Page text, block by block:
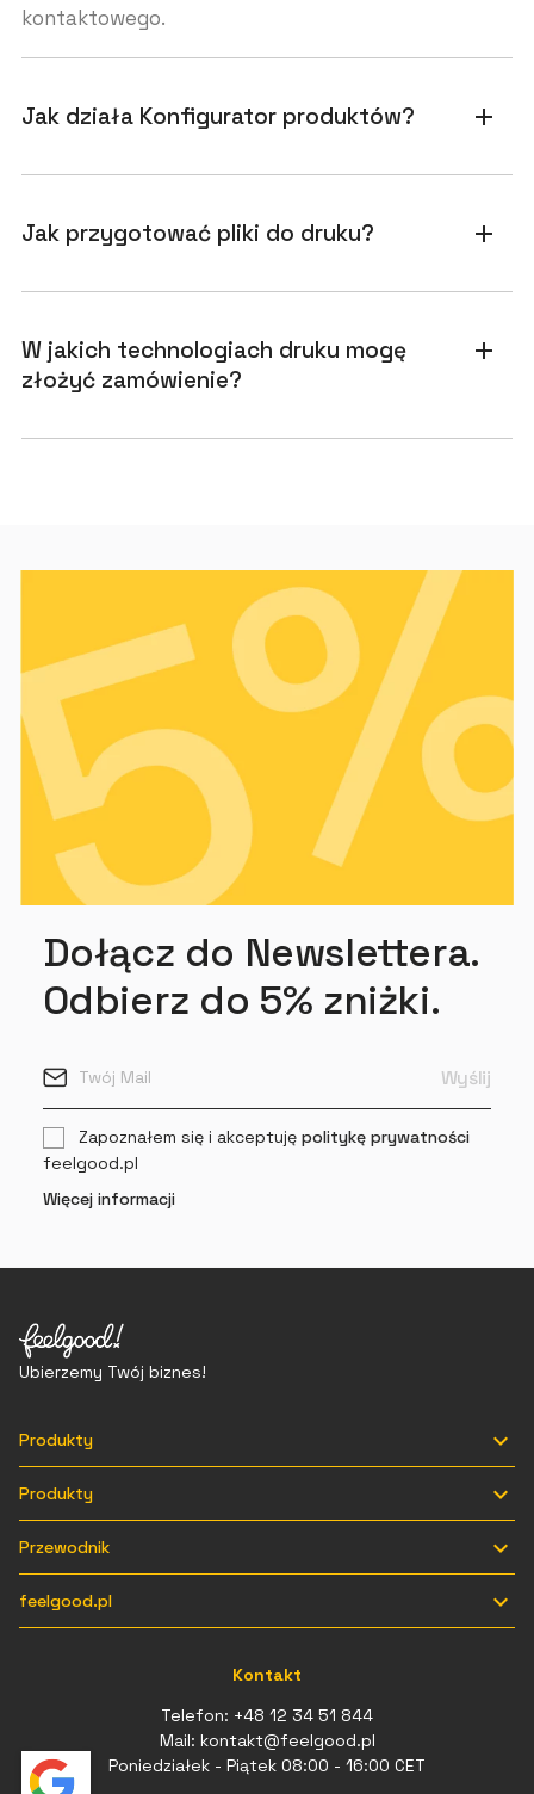
kontaktowego.
Jak działa Konfigurator produktów? add
Jak przygotować pliki do druku? add
W jakich technologiach druku mogę
złożyć zamówienie?
add
Dołącz do Newslettera.
Odbierz do 5% zniżki.
Zapoznałem się i akceptuję politykę prywatności
feelgood.pl
Więcej informacji
Ubierzemy Twój biznes!
Produkty 
Produkty 
Przewodnik 
feelgood.pl 
Kontakt
Telefon: +48 12 34 51 844
Mail: kontakt@feelgood.pl
Poniedziałek - Piątek 08:00 - 16:00 CET